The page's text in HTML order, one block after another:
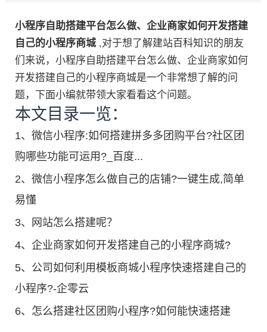
小程序自助搭建平台怎么做、企业商家如何开发搭建
自己的小程序商城 ,对于想了解建站百科知识的朋友
们来说，小程序自助搭建平台怎么做、企业商家如何
开发搭建自己的小程序商城是一个非常想了解的问
题，下面小编就带领大家看看这个问题。
本文目录一览：
1、 微信小程序:如何搭建拼多多团购平台?社区团
购哪些功能可运用?_百度...
2、 微信小程序怎么做自己的店铺?一键生成,简单
易懂
3、
网站怎么搭建呢？
4、 企业商家如何开发搭建自己的小程序商城?
5、 公司如何利用模板商城小程序快速搭建自己的
小程序?-企零云
6、 怎么搭建社区团购小程序?如何能快速搭建